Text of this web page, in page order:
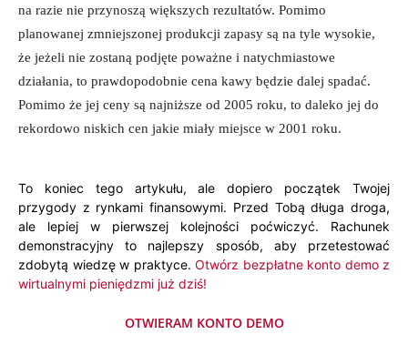
na razie nie przynoszą większych rezultatów. Pomimo
planowanej zmniejszonej produkcji zapasy są na tyle wysokie,
że jeżeli nie zostaną podjęte poważne i natychmiastowe
działania, to prawdopodobnie cena kawy będzie dalej spadać.
Pomimo że jej ceny są najniższe od 2005 roku, to daleko jej do
rekordowo niskich cen jakie miały miejsce w 2001 roku.
To koniec tego artykułu, ale dopiero początek Twojej
przygody z rynkami finansowymi. Przed Tobą długa droga,
ale lepiej w pierwszej kolejności poćwiczyć. Rachunek
demonstracyjny to najlepszy sposób, aby przetestować
zdobytą wiedzę w praktyce. Otwórz bezpłatne konto demo z
wirtualnymi pieniędzmi już dziś!
OTWIERAM KONTO DEMO